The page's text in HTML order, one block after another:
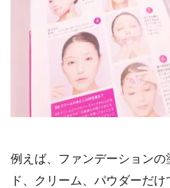
例えば、ファンデーションの
ド、クリーム、パウダーだ